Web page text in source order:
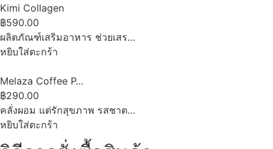
Kimi Collagen
฿590.00
ผลิตภัณฑ์เสริมอาหาร ช่วยเสร…
หยิบใส่ตะกร้า
Melaza Coffee P…
฿290.00
คลั่งผอม แต่รักสุขภาพ รสชาต…
หยิบใส่ตะกร้า